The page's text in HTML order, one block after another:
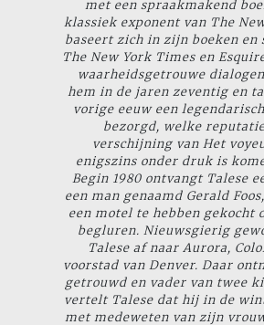
met een spraakmakend
klassiek exponent van The
baseert zich in zijn boeken en
The New York Times en
waarheidsgetrouwe
hem in de jaren zeventig en
vorige eeuw een
bezorgd, welke
verschijning van Het
enigszins onder druk is
Begin 1980 ontvangt Talese
een man genaamd Gerald
een motel te hebben gekocht
begluren. Nieuwsgierig
Talese af naar Aurora,
voorstad van Denver. Daar
getrouwd en vader van twee
vertelt Talese dat hij in de
met medeweten van zijn